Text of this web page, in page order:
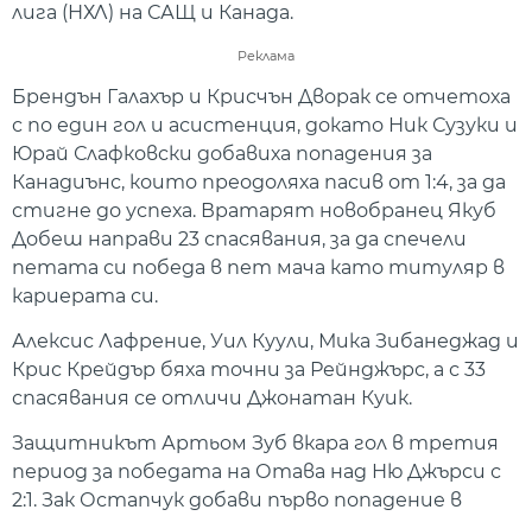
лига (НХЛ) на САЩ и Канада.
Реклама
Брендън Галахър и Крисчън Дворак се отчетоха
с по един гол и асистенция, докато Ник Сузуки и
Юрай Слафковски добавиха попадения за
Канадиънс, които преодоляха пасив от 1:4, за да
стигне до успеха. Вратарят новобранец Якуб
Добеш направи 23 спасявания, за да спечели
петата си победа в пет мача като титуляр в
кариерата си.
Алексис Лафрение, Уил Куули, Мика Зибанеджад и
Крис Крейдър бяха точни за Рейнджърс, а с 33
спасявания се отличи Джонатан Куик.
Защитникът Артьом Зуб вкара гол в третия
период за победата на Отава над Ню Джърси с
2:1. Зак Остапчук добави първо попадение в